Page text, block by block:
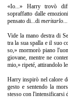
«Io...» Harry trovò
sopraffatto dalle
pensato di...di meritarlo
Vide la mano destra di
tra la sua spalla e il suo
so,» mormorò piano
giovane, mentre ne
mio,» ripeté, attirandolo
Harry inspirò nel calore
gesto e sentendo la
stesso con l'intensificarsi